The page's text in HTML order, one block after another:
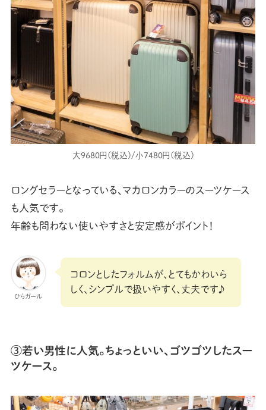
大9680円(税込)/小7480円(税込)
ロングセラーとなっている、マカロンカラーのスーツケース
も人気です。
年齢も問わない使いやすさと安定感がポイント！
ひらガール
コロンとしたフォルムが、とてもかわいら
しく、シンプルで扱いやすく、丈夫です♪
③若い男性に人気。ちょっといい、ゴツゴツしたスー
ツケース。